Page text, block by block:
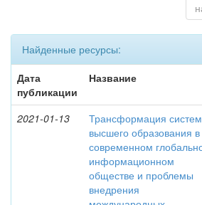
Найденные ресурсы:
Дата
публикации
Название
2021-01-13
Трансформация
высшего образования в
современном
информационном
обществе и проблемы
внедрения